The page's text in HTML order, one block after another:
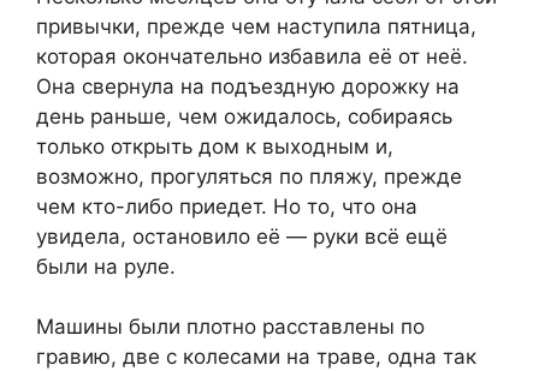
привычки, прежде чем наступила пятница,
которая окончательно избавила её от неё.
Она свернула на подъездную дорожку на
день раньше, чем ожидалось, собираясь
только открыть дом к выходным и,
возможно, прогуляться по пляжу, прежде
чем кто-либо приедет. Но то, что она
увидела, остановило её — руки всё ещё
были на руле.
Машины были плотно расставлены по
гравию, две с колесами на траве, одна так